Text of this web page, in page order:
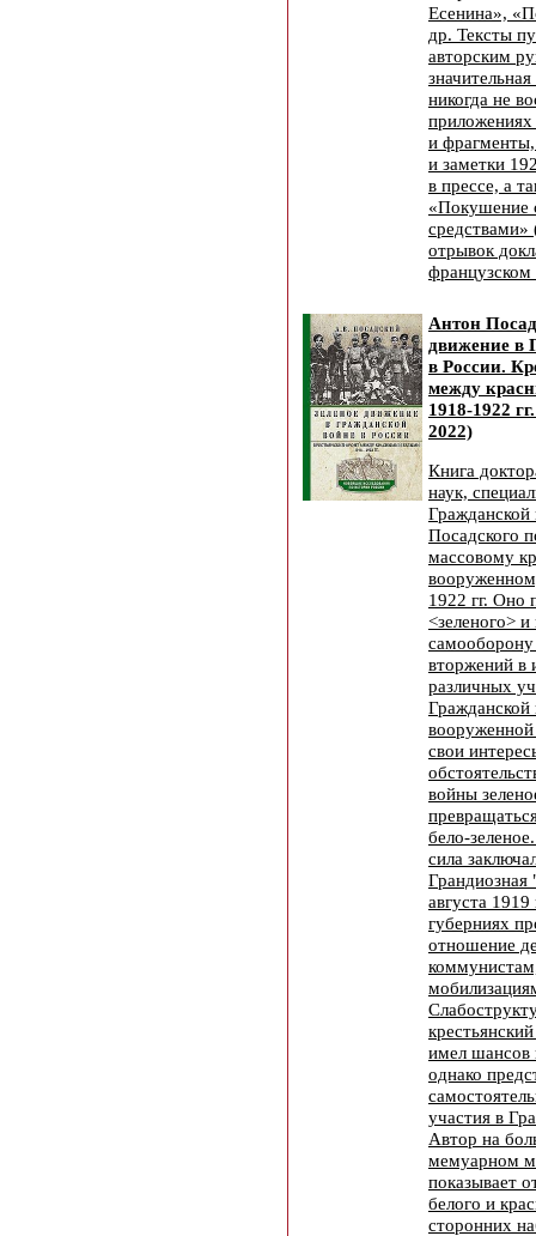
Есенина»,
др. Тексты
авторским
никогда не
и фрагменты,
и заметки
в прессе, а
«Покушение
отрывок
французском
Антон
движение в
в России.
между
1918-1922
2022)
Книга
наук,
Посадского
массовому
1922 гг. Оно
<зеленого>
самооборону
вторжений в
различных
свои
войны
бело-
сила
Грандиозная
августа 1919
губерниях
отношение
имел шансов
однако
участия в
Автор на
мемуарном
показывает
белого и
сторонних